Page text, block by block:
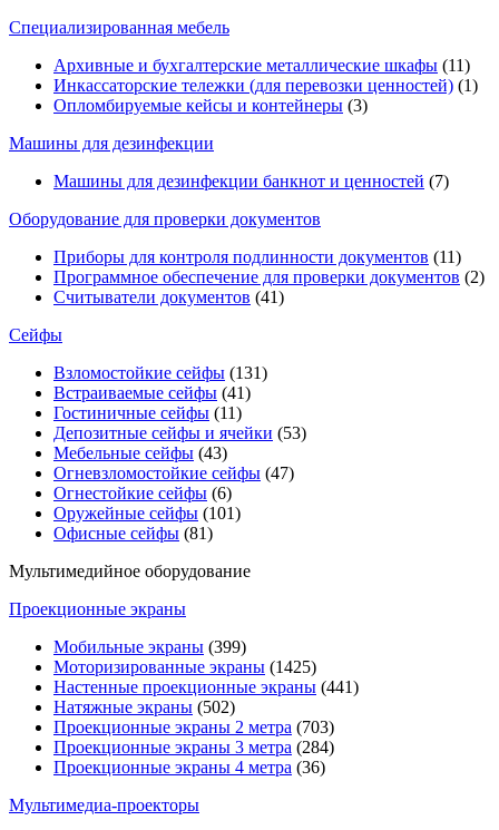
Специализированная мебель
Архивные и бухгалтерские металлические шкафы (11)
Инкассаторские тележки (для перевозки ценностей) (1)
Опломбируемые кейсы и контейнеры (3)
Машины для дезинфекции
Машины для дезинфекции банкнот и ценностей (7)
Оборудование для проверки документов
Приборы для контроля подлинности документов (11)
Программное обеспечение для проверки документов (2)
Считыватели документов (41)
Сейфы
Взломостойкие сейфы (131)
Встраиваемые сейфы (41)
Гостиничные сейфы (11)
Депозитные сейфы и ячейки (53)
Мебельные сейфы (43)
Огневзломостойкие сейфы (47)
Огнестойкие сейфы (6)
Оружейные сейфы (101)
Офисные сейфы (81)
Мультимедийное оборудование
Проекционные экраны
Мобильные экраны (399)
Моторизированные экраны (1425)
Настенные проекционные экраны (441)
Натяжные экраны (502)
Проекционные экраны 2 метра (703)
Проекционные экраны 3 метра (284)
Проекционные экраны 4 метра (36)
Мультимедиa-проекторы